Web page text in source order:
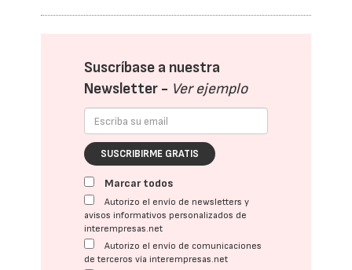
Suscríbase a nuestra
Newsletter - Ver ejemplo
SUSCRIBIRME GRATIS
Marcar todos
Autorizo el envío de newsletters y
avisos informativos personalizados de
interempresas.net
Autorizo el envío de comunicaciones
de terceros vía interempresas.net